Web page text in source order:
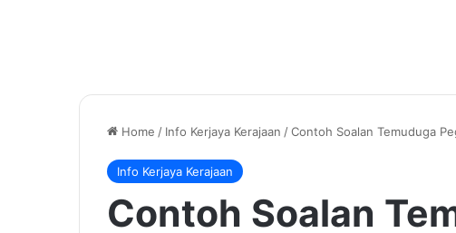
Home / Info Kerjaya Kerajaan /Contoh Soalan Temuduga
Info Kerjaya Kerajaan
Contoh Soalan